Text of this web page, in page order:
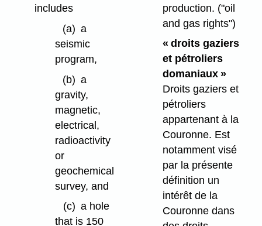
includes
(a) a
seismic
program,
(b) a
gravity,
magnetic,
electrical,
radioactivity
or
geochemical
survey, and
(c) a hole
that is 150
production. ("oil
and gas rights")
« droits gaziers
et pétroliers
domaniaux »
Droits gaziers et
pétroliers
appartenant à la
Couronne. Est
notamment visé
par la présente
définition un
intérêt de la
Couronne dans